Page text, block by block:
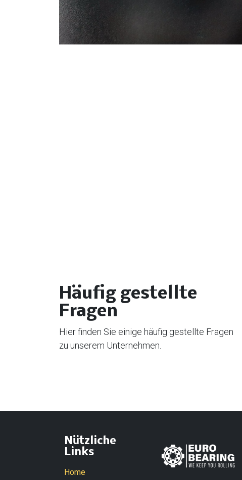
Häufig gestellte
Fragen
Hier finden Sie einige häufig gestellte Fragen
zu unserem Unternehmen.
Nützliche
Links
Home